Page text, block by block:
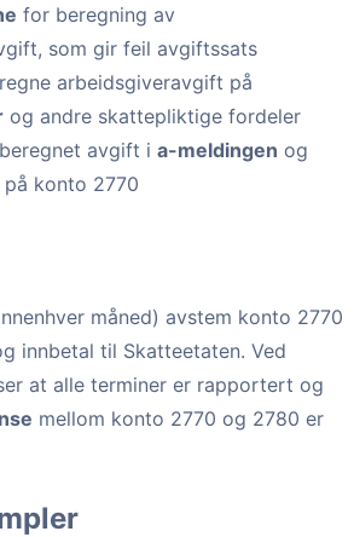
for beregning av
som gir feil avgiftssats
arbeidsgiveravgift på
og andre skattepliktige fordeler
avgift i a-meldingen og
konto 2770
måned) avstem konto 2770
innbetal til Skatteetaten. Ved
at alle terminer er rapportert og
mellom konto 2770 og 2780 er